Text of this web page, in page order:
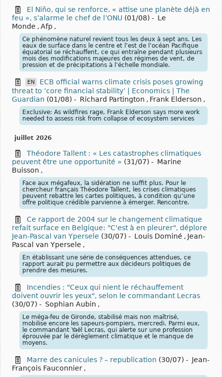
El Niño, qui se renforce, « attise une planète déjà en
feu », s’alarme le chef de l’ONU (01/08) - Le
Monde , Afp ,
Ce phénomène naturel revient tous les deux à sept ans. Les
eaux de surface dans le centre et l’est de l’océan Pacifique
équatorial se réchauffent, ce qui entraîne pendant plusieurs
mois des modifications majeures des régimes de vent, de
pression et de précipitations à l’échelle mondiale.
EN
ECB official warns climate crisis poses growing
threat to ‘core financial stability’ | Economics | The
Guardian (01/08) - Richard Partington , Frank Elderson ,
Exclusive: As wildfires rage, Frank Elderson says more work
needed to assess risk from collapse of ecosystem services
juillet 2026
Théodore Tallent : « Les catastrophes climatiques
peuvent être une opportunité » (31/07) - Marine
Buisson ,
Face aux mégafeux, la sidération ne suffit plus. Pour le
chercheur français Théodore Tallent, les crises climatiques
peuvent rebattre les cartes politiques, à condition qu’une
offre politique crédible parvienne à émerger. Rencontre.
Ce rapport de 2004 sur le changement climatique
refait surface en Belgique: "C'est à en pleurer", déplore
Jean-Pascal van Ypersele (30/07) - Louis Dominé , Jean-
Pascal van Ypersele ,
En établissant une série de conséquences attendues, ce
rapport aurait pu permettre aux décideurs politiques de
prendre des mesures.
Incendies : "Ceux qui nient le réchauffement
doivent ouvrir les yeux", selon le commandant Lecras
(30/07) - Sophian Aubin ,
Le méga-feu de Gironde, stabilisé mais non maîtrisé,
mobilise encore les sapeurs-pompiers, mercredi. Parmi eux,
le commandant Yaël Lecras, qui alerte sur une profession
éprouvée par le dérèglement climatique et le manque de
moyens.
Marre des canicules ? – republication (30/07) - Jean-
François Fauconnier ,